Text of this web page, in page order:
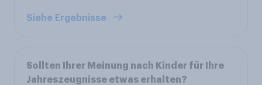
Siehe Ergebnisse
Sollten Ihrer Meinung nach Kinder für Ihre
Jahreszeugnisse etwas erhalten?